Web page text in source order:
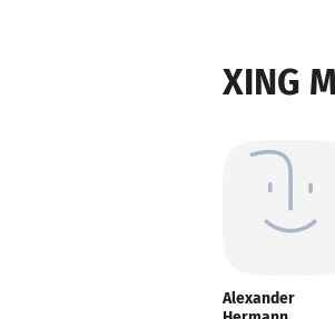
XING
Alexander